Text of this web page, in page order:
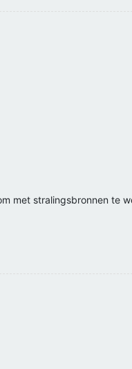
met stralingsbronnen te